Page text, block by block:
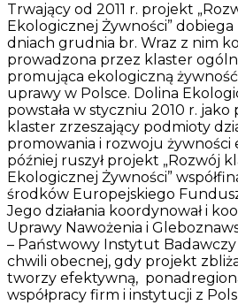
Trwający od 2011 r. projekt
Ekologicznej Żywności”
dniach grudnia br. Wraz z nim
prowadzona przez klaster
promująca ekologiczną
uprawy w Polsce. Dolina
powstała w styczniu 2010 r. jako
klaster zrzeszający podmioty
promowania i rozwoju żywności
później ruszył projekt „Rozwój
Ekologicznej Żywności”
środków Europejskiego
Jego działania koordynował i
Uprawy Nawożenia i
– Państwowy Instytut Badawczy
chwili obecnej, gdy projekt
tworzy efektywną,
współpracy firm i instytucji z